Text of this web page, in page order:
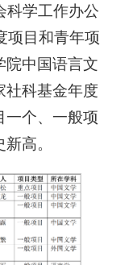
科学工作办公
项目和青年项
院中国语言文
社科基金年度
一个、一般项
高。